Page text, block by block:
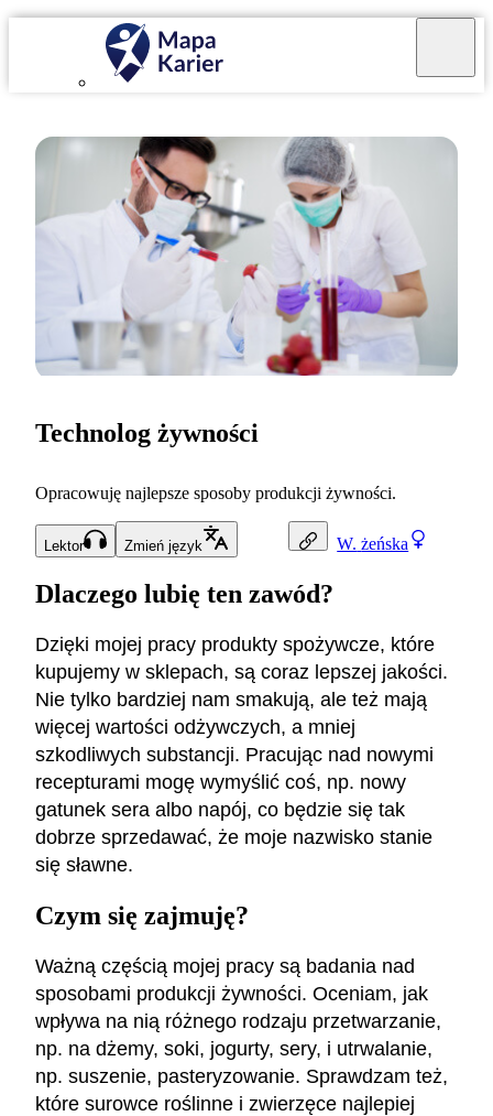
W. żeńska
Technolog żywności
Opracowuję najlepsze sposoby produkcji żywności.
Lektor Zmień język
Dlaczego lubię ten zawód?
Dzięki mojej pracy produkty spożywcze, które
kupujemy w sklepach, są coraz lepszej jakości.
Nie tylko bardziej nam smakują, ale też mają
więcej wartości odżywczych, a mniej
szkodliwych substancji. Pracując nad nowymi
recepturami mogę wymyślić coś, np. nowy
gatunek sera albo napój, co będzie się tak
dobrze sprzedawać, że moje nazwisko stanie
się sławne.
Czym się zajmuję?
Ważną częścią mojej pracy są badania nad
sposobami produkcji żywności. Oceniam, jak
wpływa na nią różnego rodzaju przetwarzanie,
np. na dżemy, soki, jogurty, sery, i utrwalanie,
np. suszenie, pasteryzowanie. Sprawdzam też,
które surowce roślinne i zwierzęce najlepiej